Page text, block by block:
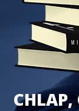
CHLAP,